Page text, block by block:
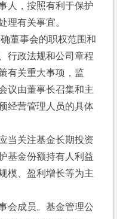
人，按照有利于保护
理有关事宜。
董事会的职权范围和
行政法规和公司章程
有关重大事项，监
议由董事长召集和主
经营管理人员的具体
当关注基金长期投资
基金份额持有人利益
模、盈利增长等为主
会成员。基金管理公